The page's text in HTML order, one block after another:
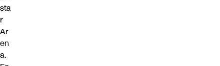
sta
r
Ar
en
a.